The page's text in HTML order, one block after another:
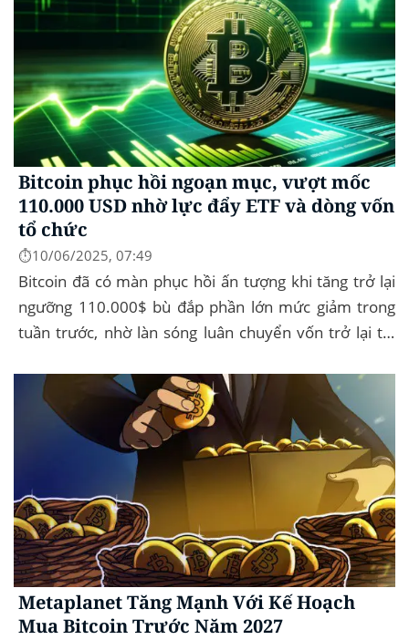
Bitcoin phục hồi ngoạn mục, vượt mốc
110.000 USD nhờ lực đẩy ETF và dòng vốn
tổ chức
⏱️10/06/2025, 07:49
Bitcoin đã có màn phục hồi ấn tượng khi tăng trở lại
ngưỡng 110.000$ bù đắp phần lớn mức giảm trong
tuần trước, nhờ làn sóng luân chuyển vốn trở lại thị
Metaplanet Tăng Mạnh Với Kế Hoạch
Mua Bitcoin Trước Năm 2027